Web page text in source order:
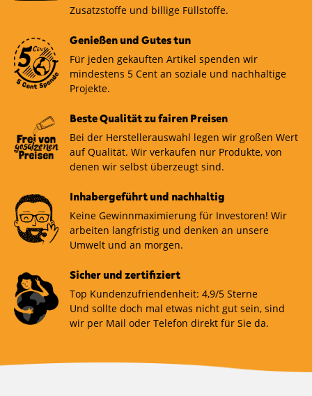
Zusatzstoffe und billige Füllstoffe.
Genießen und Gutes tun
Für jeden gekauften Artikel spenden wir
mindestens 5 Cent an soziale und nachhaltige
Projekte.
Beste Qualität zu fairen Preisen
Bei der Herstellerauswahl legen wir großen Wert
auf Qualität. Wir verkaufen nur Produkte, von
denen wir selbst überzeugt sind.
Inhabergeführt und nachhaltig
Keine Gewinnmaximierung für Investoren! Wir
arbeiten langfristig und denken an unsere
Umwelt und an morgen.
Sicher und zertifiziert
Top Kundenzufriendenheit: 4,9/5 Sterne
Und sollte doch mal etwas nicht gut sein, sind
wir per Mail oder Telefon direkt für Sie da.